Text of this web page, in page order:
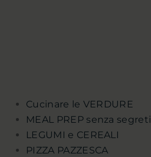
Cucinare le VERDURE
MEAL PREP senza segreti
LEGUMI e CEREALI
PIZZA PAZZESCA